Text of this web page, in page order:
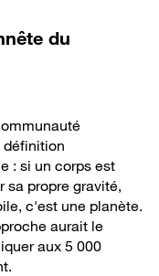
du
définition
: si un corps est
sa propre gravité,
c'est une planète.
aurait le
aux 5 000